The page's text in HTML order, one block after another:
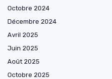
Octobre 2024
Décembre 2024
Avril 2025
Juin 2025
Août 2025
Octobre 2025